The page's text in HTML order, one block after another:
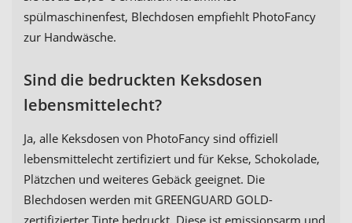
spülmaschinenfest, Blechdosen empfiehlt PhotoFancy
zur Handwäsche.
Sind die bedruckten Keksdosen
lebensmittelecht?
Ja, alle Keksdosen von PhotoFancy sind offiziell
lebensmittelecht zertifiziert und für Kekse, Schokolade,
Plätzchen und weiteres Gebäck geeignet. Die
Blechdosen werden mit GREENGUARD GOLD-